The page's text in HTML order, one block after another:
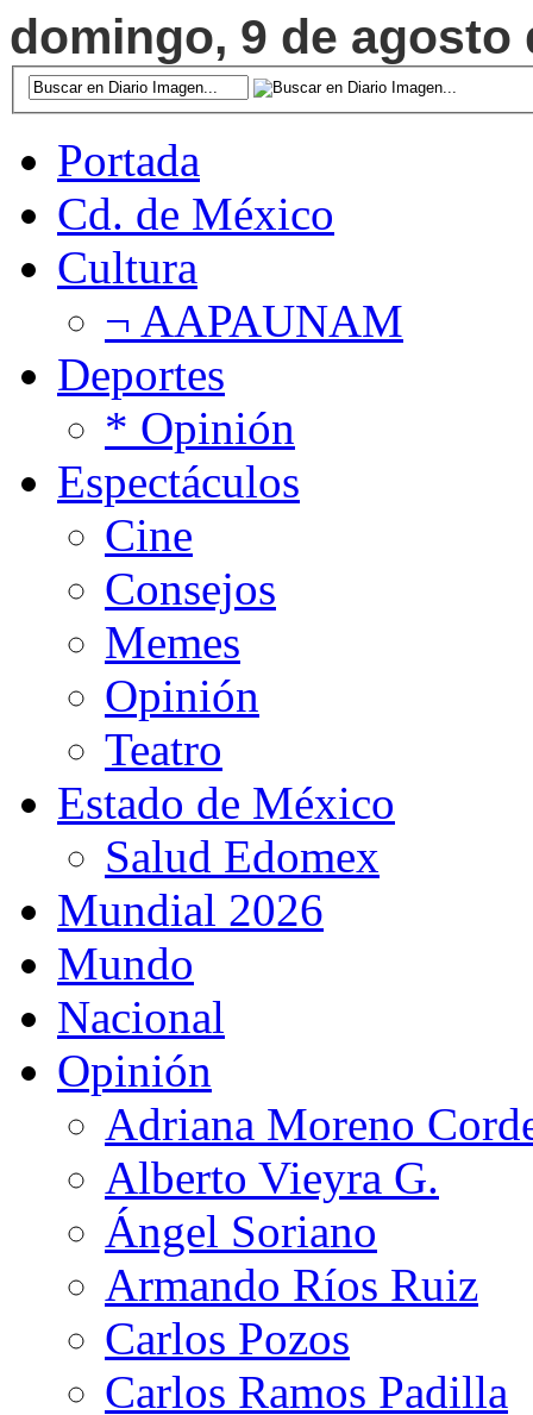
domingo, 9 de agosto
Portada
Cd. de México
Cultura
¬ AAPAUNAM
Deportes
* Opinión
Espectáculos
Cine
Consejos
Memes
Opinión
Teatro
Estado de México
Salud Edomex
Mundial 2026
Mundo
Nacional
Opinión
Adriana Moreno
Alberto Vieyra G.
Ángel Soriano
Armando Ríos Ruiz
Carlos Pozos
Carlos Ramos Padilla